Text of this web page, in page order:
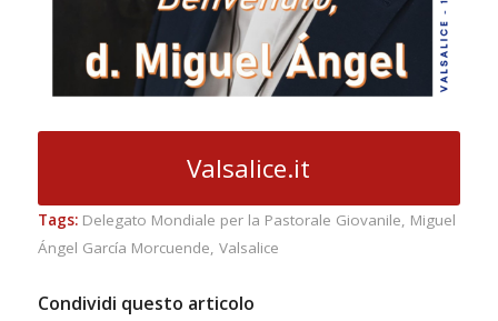
Valsalice.it
Tags: Delegato Mondiale per la Pastorale Giovanile, Miguel
Ángel García Morcuende, Valsalice
Condividi questo articolo